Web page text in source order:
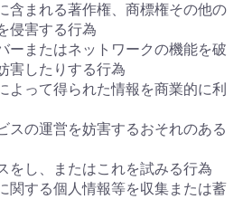
含まれる著作権、商標権その他の
侵害する行為
ーまたはネットワークの機能を破
害したりする行為
よって得られた情報を商業的に利
スの運営を妨害するおそれのある
をし、またはこれを試みる行為
関する個人情報等を収集または蓄